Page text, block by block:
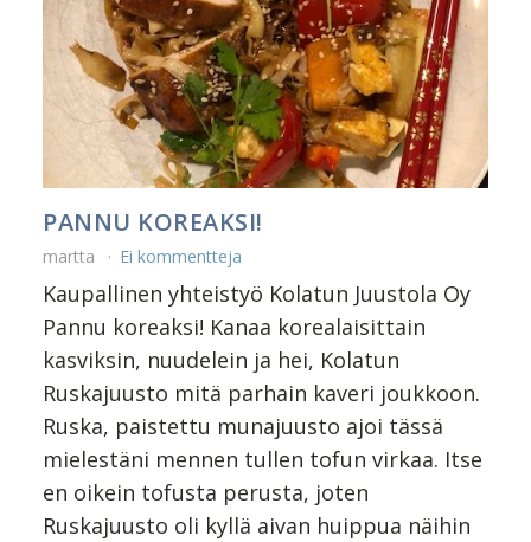
PANNU KOREAKSI!
martta Ei kommentteja
Kaupallinen yhteistyö Kolatun Juustola Oy
Pannu koreaksi! Kanaa korealaisittain
kasviksin, nuudelein ja hei, Kolatun
Ruskajuusto mitä parhain kaveri joukkoon.
Ruska, paistettu munajuusto ajoi tässä
mielestäni mennen tullen tofun virkaa. Itse
en oikein tofusta perusta, joten
Ruskajuusto oli kyllä aivan huippua näihin